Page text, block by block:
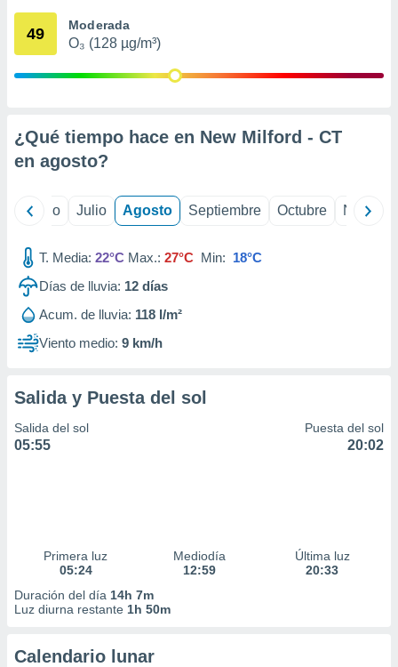
mediante
publicidad
1199
49 Moderada
O₃ (128 µg/m³)
¿Qué tiempo hace en New Milford - CT
en agosto?
Junio Julio Agosto Septiembre Octubre
T. Media: 22°C Max.: 27°C Min: 18°C
Días de lluvia: 12 días
Acum. de lluvia: 118 l/m²
Viento medio: 9 km/h
Salida y Puesta del sol
Salida del sol
05:55
Puesta del sol
20:02
Primera luz
05:24
Mediodía
12:59
Última luz
20:33
Duración del día 14h 7m
Luz diurna restante 1h 50m
Calendario lunar